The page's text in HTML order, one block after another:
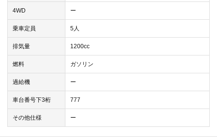
4WD ー
乗車定員 5人
排気量 1200cc
燃料 ガソリン
過給機 ー
車台番号下3桁 777
その他仕様 ー